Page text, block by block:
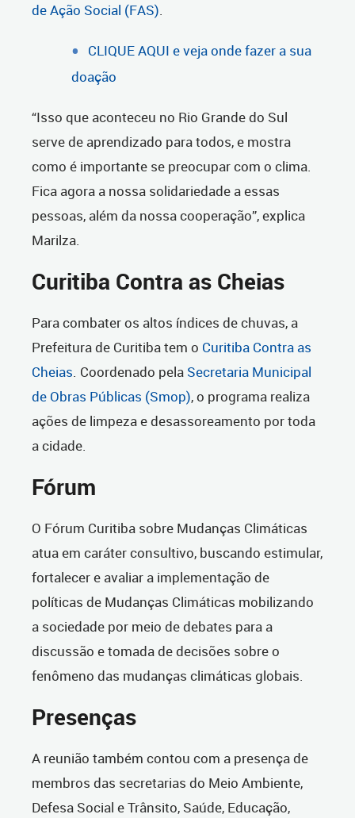
de Ação Social (FAS).
CLIQUE AQUI e veja onde fazer a sua
doação
“Isso que aconteceu no Rio Grande do Sul
serve de aprendizado para todos, e mostra
como é importante se preocupar com o clima.
Fica agora a nossa solidariedade a essas
pessoas, além da nossa cooperação”, explica
Marilza.
Curitiba Contra as Cheias
Para combater os altos índices de chuvas, a
Prefeitura de Curitiba tem o Curitiba Contra as
Cheias. Coordenado pela Secretaria Municipal
de Obras Públicas (Smop), o programa realiza
ações de limpeza e desassoreamento por toda
a cidade.
Fórum
O Fórum Curitiba sobre Mudanças Climáticas
atua em caráter consultivo, buscando estimular,
fortalecer e avaliar a implementação de
políticas de Mudanças Climáticas mobilizando
a sociedade por meio de debates para a
discussão e tomada de decisões sobre o
fenômeno das mudanças climáticas globais.
Presenças
A reunião também contou com a presença de
membros das secretarias do Meio Ambiente,
Defesa Social e Trânsito, Saúde, Educação,